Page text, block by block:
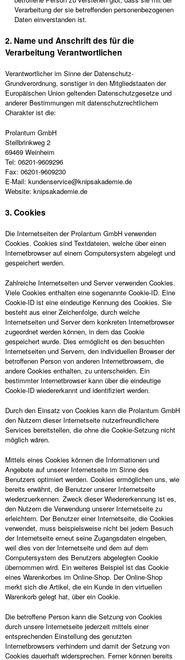
Verarbeitung der sie betreffenden personenbezogenen
Daten einverstanden ist.
2. Name und Anschrift des für die
Verarbeitung Verantwortlichen
Verantwortlicher im Sinne der Datenschutz-
Grundverordnung, sonstiger in den Mitgliedstaaten der
Europäischen Union geltenden Datenschutzgesetze und
anderer Bestimmungen mit datenschutzrechtlichem
Charakter ist die:
Prolantum GmbH
Stellbrinkweg 2
69469 Weinheim
Tel: 06201-9609296
Fax: 06201-9609230
E-Mail: kundenservice@knipsakademie.de
Website: knipsakademie.de
3. Cookies
Die Internetseiten der Prolantum GmbH verwenden
Cookies. Cookies sind Textdateien, welche über einen
Internetbrowser auf einem Computersystem abgelegt und
gespeichert werden.
Zahlreiche Internetseiten und Server verwenden Cookies.
Viele Cookies enthalten eine sogenannte Cookie-ID. Eine
Cookie-ID ist eine eindeutige Kennung des Cookies. Sie
besteht aus einer Zeichenfolge, durch welche
Internetseiten und Server dem konkreten Internetbrowser
zugeordnet werden können, in dem das Cookie
gespeichert wurde. Dies ermöglicht es den besuchten
Internetseiten und Servern, den individuellen Browser der
betroffenen Person von anderen Internetbrowsern, die
andere Cookies enthalten, zu unterscheiden. Ein
bestimmter Internetbrowser kann über die eindeutige
Cookie-ID wiedererkannt und identifiziert werden.
Durch den Einsatz von Cookies kann die Prolantum GmbH
den Nutzern dieser Internetseite nutzerfreundlichere
Services bereitstellen, die ohne die Cookie-Setzung nicht
möglich wären.
Mittels eines Cookies können die Informationen und
Angebote auf unserer Internetseite im Sinne des
Benutzers optimiert werden. Cookies ermöglichen uns, wie
bereits erwähnt, die Benutzer unserer Internetseite
wiederzuerkennen. Zweck dieser Wiedererkennung ist es,
den Nutzern die Verwendung unserer Internetseite zu
erleichtern. Der Benutzer einer Internetseite, die Cookies
verwendet, muss beispielsweise nicht bei jedem Besuch
der Internetseite erneut seine Zugangsdaten eingeben,
weil dies von der Internetseite und dem auf dem
Computersystem des Benutzers abgelegten Cookie
übernommen wird. Ein weiteres Beispiel ist das Cookie
eines Warenkorbes im Online-Shop. Der Online-Shop
merkt sich die Artikel, die ein Kunde in den virtuellen
Warenkorb gelegt hat, über ein Cookie.
Die betroffene Person kann die Setzung von Cookies
durch unsere Internetseite jederzeit mittels einer
entsprechenden Einstellung des genutzten
Internetbrowsers verhindern und damit der Setzung von
Cookies dauerhaft widersprechen. Ferner können bereits